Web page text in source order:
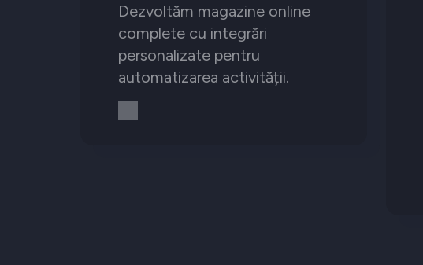
Dezvoltăm magazine online
complete cu integrări
personalizate pentru
automatizarea activității.